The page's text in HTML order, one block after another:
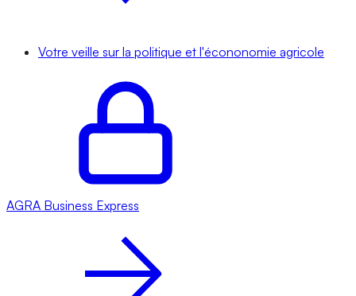
Votre veille sur la politique et l'écononomie agricole
AGRA Business Express